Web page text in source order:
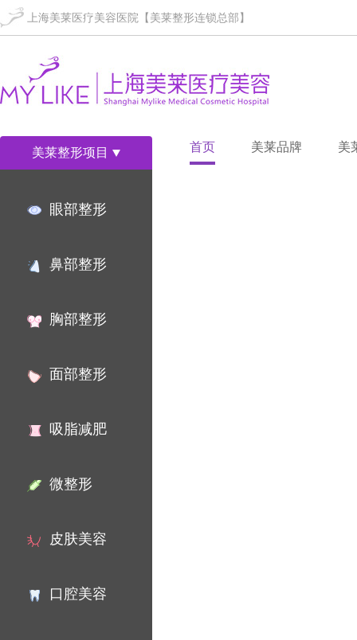
上海美莱医疗美容医院【美莱整形连锁总部】
美莱整形项目
眼部整形
鼻部整形
胸部整形
面部整形
吸脂减肥
微整形
皮肤美容
口腔美容
首页 美莱品牌 美